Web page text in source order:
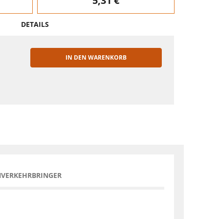
DETAILS
IN DEN WARENKORB